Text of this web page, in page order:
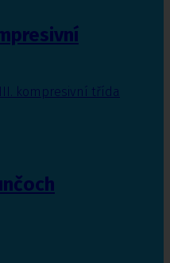
III. kompresivní třída